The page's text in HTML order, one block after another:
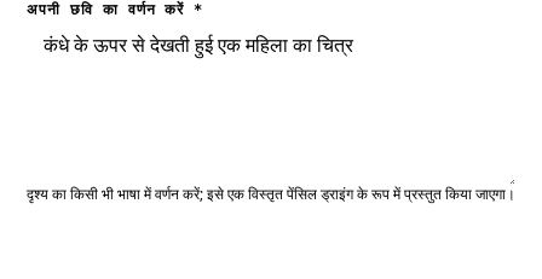
अपनी छवि का वर्णन करें *
दृश्य का किसी भी भाषा में वर्णन करें; इसे एक विस्तृत पेंसिल ड्राइंग के रूप में प्रस्तुत किया जाएगा।